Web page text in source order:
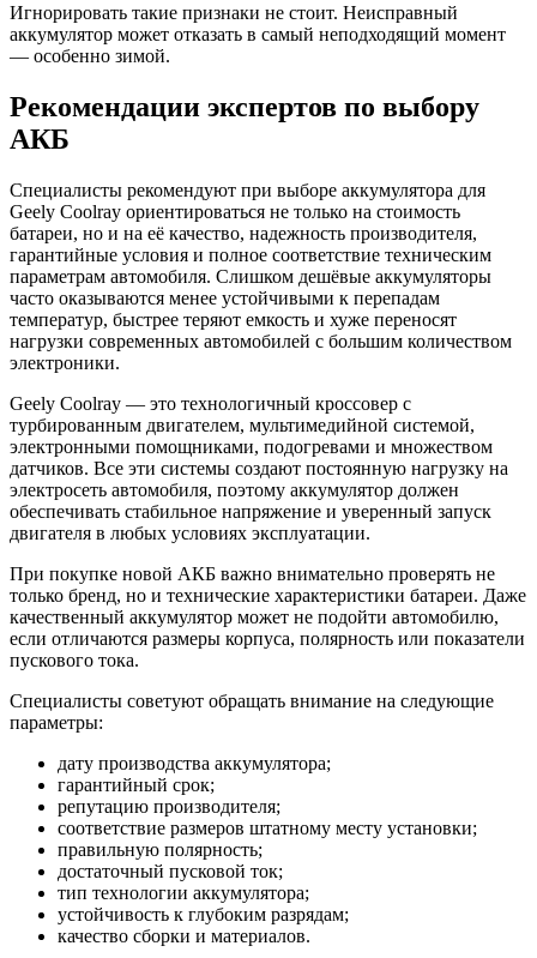
Игнорировать такие признаки не стоит. Неисправный
аккумулятор может отказать в самый неподходящий момент
— особенно зимой.
Рекомендации экспертов по выбору
АКБ
Специалисты рекомендуют при выборе аккумулятора для
Geely Coolray ориентироваться не только на стоимость
батареи, но и на её качество, надежность производителя,
гарантийные условия и полное соответствие техническим
параметрам автомобиля. Слишком дешёвые аккумуляторы
часто оказываются менее устойчивыми к перепадам
температур, быстрее теряют емкость и хуже переносят
нагрузки современных автомобилей с большим количеством
электроники.
Geely Coolray — это технологичный кроссовер с
турбированным двигателем, мультимедийной системой,
электронными помощниками, подогревами и множеством
датчиков. Все эти системы создают постоянную нагрузку на
электросеть автомобиля, поэтому аккумулятор должен
обеспечивать стабильное напряжение и уверенный запуск
двигателя в любых условиях эксплуатации.
При покупке новой АКБ важно внимательно проверять не
только бренд, но и технические характеристики батареи. Даже
качественный аккумулятор может не подойти автомобилю,
если отличаются размеры корпуса, полярность или показатели
пускового тока.
Специалисты советуют обращать внимание на следующие
параметры:
дату производства аккумулятора;
гарантийный срок;
репутацию производителя;
соответствие размеров штатному месту установки;
правильную полярность;
достаточный пусковой ток;
тип технологии аккумулятора;
устойчивость к глубоким разрядам;
качество сборки и материалов.